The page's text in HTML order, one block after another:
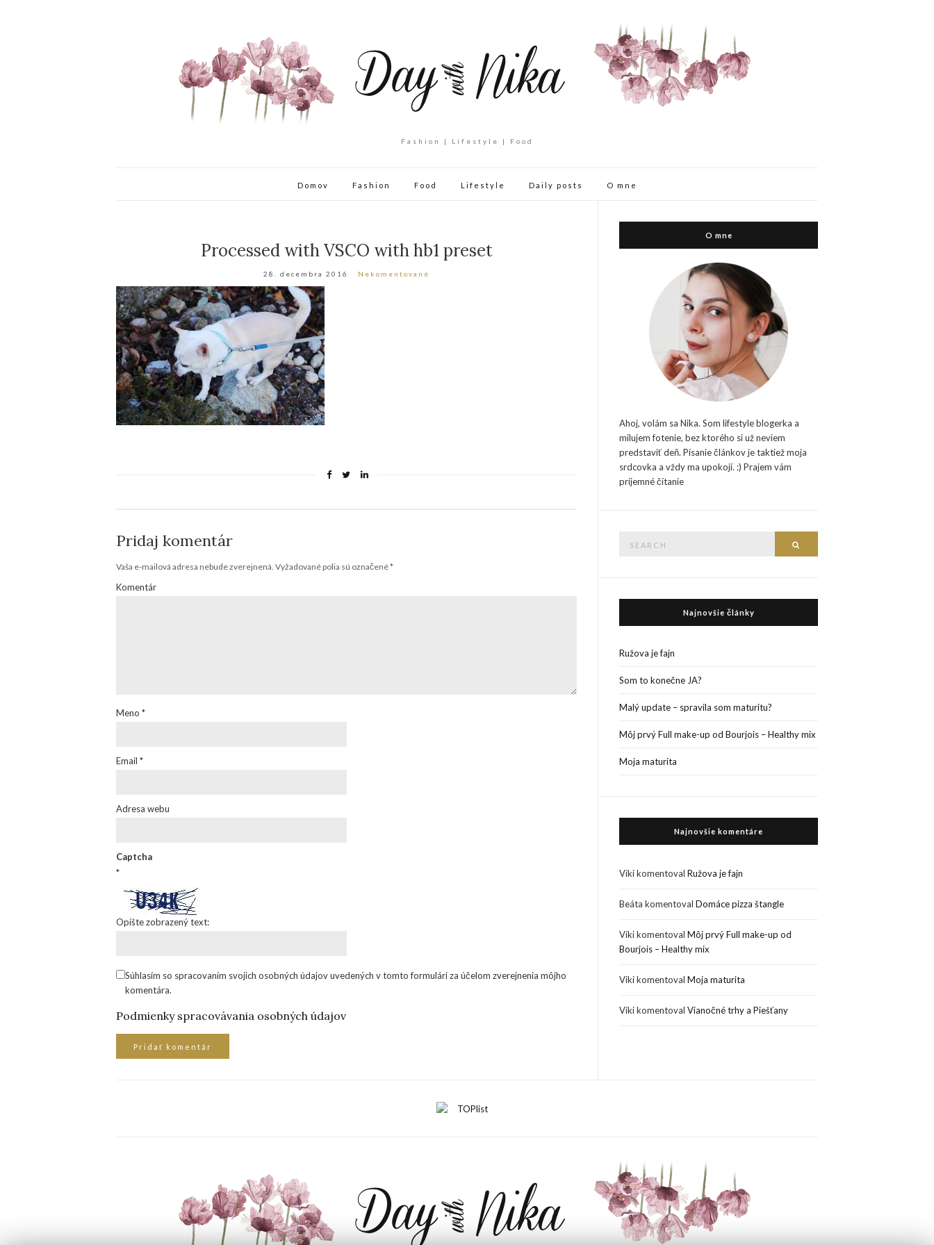
Fashion | Lifestyle | Food
Domov Fashion Food Lifestyle Daily posts O mne
Processed with VSCO with hb1 preset
28. decembra 2016 Nekomentované
Pridaj komentár
Vaša e-mailová adresa nebude zverejnená. Vyžadované polia sú označené*
Komentár
Meno *
Email *
Adresa webu
Captcha
*
Opíšte zobrazený text:
Súhlasím so spracovaním svojich osobných údajov uvedených v tomto formulári za účelom zverejnenia môjho
komentára.
Podmienky spracovávania osobných údajov
O mne
Ahoj, volám sa Nika. Som lifestyle blogerka a
milujem fotenie, bez ktorého si už neviem
predstaviť deň. Písanie článkov je taktiež moja
srdcovka a vždy ma upokojí. :) Prajem vám
príjemné čítanie
Najnovšie články
Ružova je fajn
Som to konečne JA?
Malý update – spravila som maturitu?
Môj prvý Full make-up od Bourjois – Healthy mix
Moja maturita
Najnovšie komentáre
VikikomentovalRužova je fajn
Beáta komentovalDomáce pizza štangle
VikikomentovalMôj prvý Full make-up od
Bourjois – Healthy mix
VikikomentovalMoja maturita
VikikomentovalVianočné trhy a Piešťany